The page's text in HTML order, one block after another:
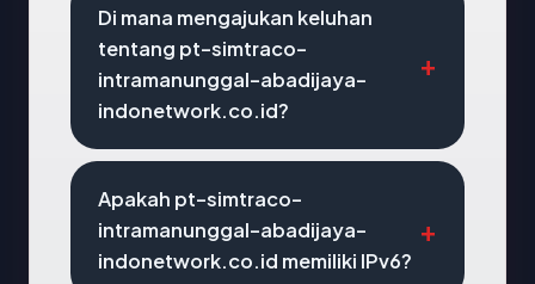
Di mana mengajukan keluhan
tentang pt-simtraco-
intramanunggal-abadijaya-
indonetwork.co.id?
Apakah pt-simtraco-
intramanunggal-abadijaya-
indonetwork.co.id memiliki IPv6?